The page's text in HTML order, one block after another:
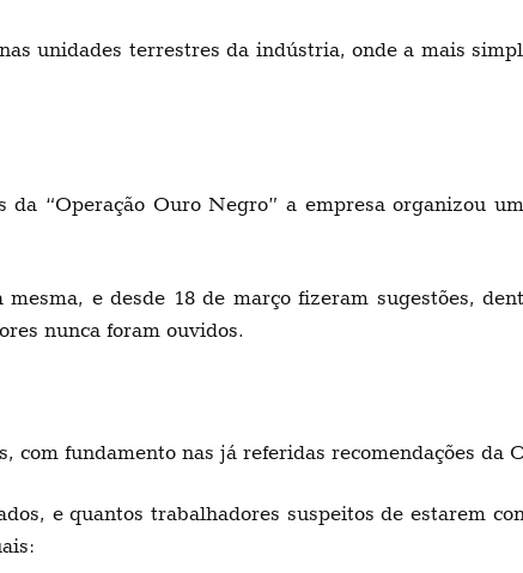
unidades terrestres da indústria, onde a mais
da “Operação Ouro Negro” a empresa organizou
e desde 18 de março fizeram sugestões,
nunca foram ouvidos.
com fundamento nas já referidas recomendações da
e quantos trabalhadores suspeitos de estarem